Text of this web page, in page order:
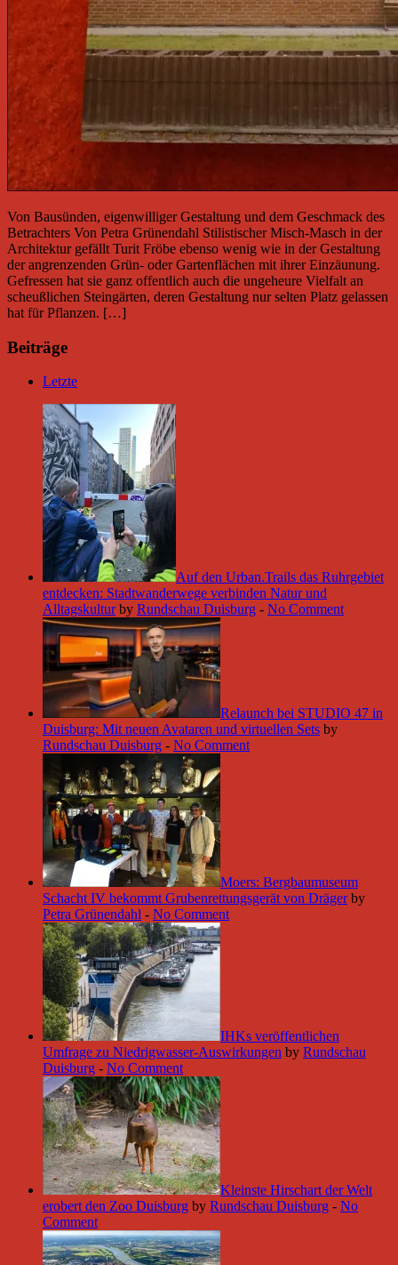
Von Bausünden, eigenwilliger Gestaltung und dem Geschmack des
Betrachters Von Petra Grünendahl Stilistischer Misch-Masch in der
Architektur gefällt Turit Fröbe ebenso wenig wie in der Gestaltung
der angrenzenden Grün- oder Gartenflächen mit ihrer Einzäunung.
Gefressen hat sie ganz offentlich auch die ungeheure Vielfalt an
scheußlichen Steingärten, deren Gestaltung nur selten Platz gelassen
hat für Pflanzen. […]
Beiträge
Letzte
Auf den Urban.Trails das Ruhrgebiet
entdecken: Stadtwanderwege verbinden Natur und
Alltagskultur by Rundschau Duisburg - No Comment
Relaunch bei STUDIO 47 in
Duisburg: Mit neuen Avataren und virtuellen Sets by
Rundschau Duisburg - No Comment
Moers: Bergbaumuseum
Schacht IV bekommt Grubenrettungsgerät von Dräger by
Petra Grünendahl - No Comment
IHKs veröffentlichen
Umfrage zu Niedrigwasser-Auswirkungen by Rundschau
Duisburg - No Comment
Kleinste Hirschart der Welt
erobert den Zoo Duisburg by Rundschau Duisburg - No
Comment